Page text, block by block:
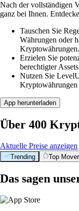
Nach der vollständigen
ganz bei Ihnen.
Tauschen Sie
Währungen oder
Kryptowährungen.
Erzielen Sie
berechtigter
Nutzen Sie
Kryptowährungen
App herunterladen
Über 400
Aktuelle Preise anzeigen
Trending Top
Das sagen